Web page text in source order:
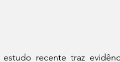
estudo recente traz